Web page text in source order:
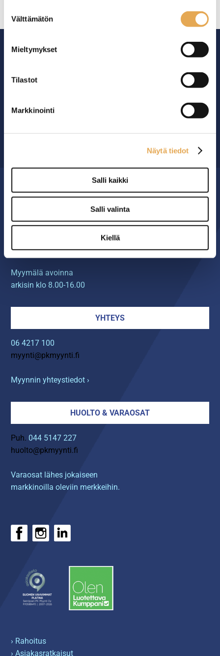
valinta
Välttämätön
Mieltymykset
Tilastot
Markkinointi
Näytä tiedot
Salli kaikki
Salli valinta
Kiellä
29 vuoden kokemuksella ympäri Suomen
MYYMÄLÄ
Seinäjoen PK-Myynti Oy
60120 SEINÄJOKI
Myymälä avoinna
arkisin klo 8.00-16.00
YHTEYS
06 4217 100
myynti@pkmyynti.fi
Myynnin yhteystiedot ›
HUOLTO & VARAOSAT
Puh. 044 5147 227
huolto@pkmyynti.fi
Varaosat lähes jokaiseen
markkinoilla oleviin merkkeihin.
› Rahoitus
› Asiakasratkaisut